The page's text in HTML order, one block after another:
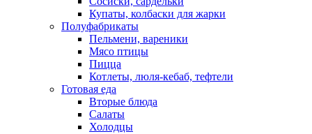
Купаты, колбаски для жарки
Полуфабрикаты
Пельмени, вареники
Мясо птицы
Пицца
Котлеты, люля-кебаб, тефтели
Готовая еда
Вторые блюда
Салаты
Холодцы